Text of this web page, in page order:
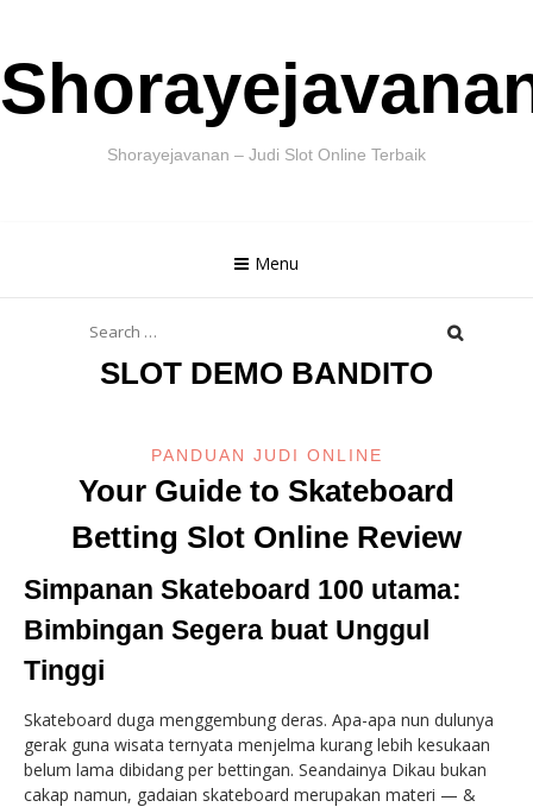
to
content
Shorayejavanan – Judi Slot Online Terbaik
Menu
for:
SLOT DEMO BANDITO
PANDUAN JUDI ONLINE
Your Guide to Skateboard
Betting Slot Online Review
Simpanan Skateboard 100 utama:
Bimbingan Segera buat Unggul
Tinggi
Skateboard duga menggembung deras. Apa-apa nun dulunya
gerak guna wisata ternyata menjelma kurang lebih kesukaan
belum lama dibidang per bettingan. Seandainya Dikau bukan
cakap namun, gadaian skateboard merupakan materi — &